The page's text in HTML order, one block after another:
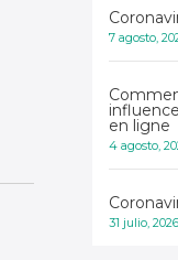
7 agosto,
en ligne
4 agosto,
31 julio, 2026